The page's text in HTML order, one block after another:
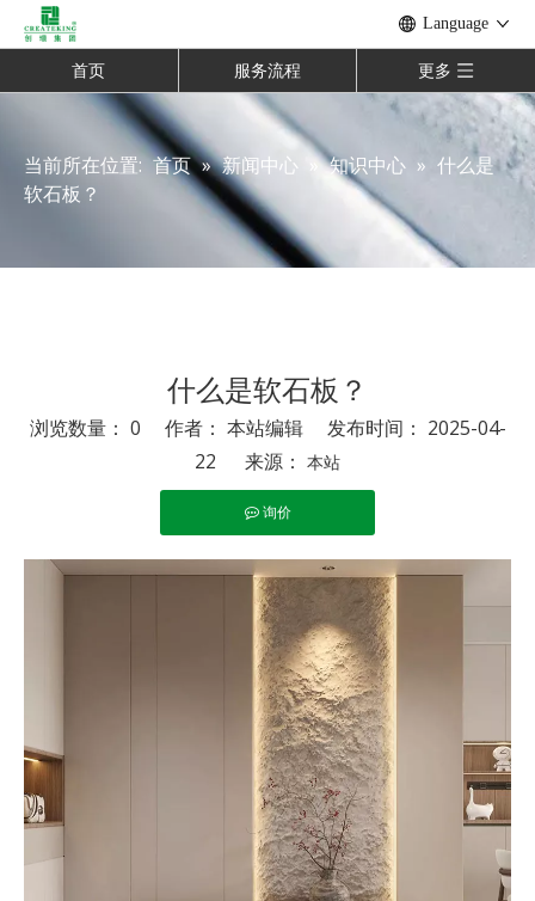
Language
首页 服务流程 更多
当前所在位置: 首页 » 新闻中心 » 知识中心 » 什么是
软石板？
什么是软石板？
浏览数量： 0 作者： 本站编辑 发布时间： 2025-04-
22 来源： 本站
询价